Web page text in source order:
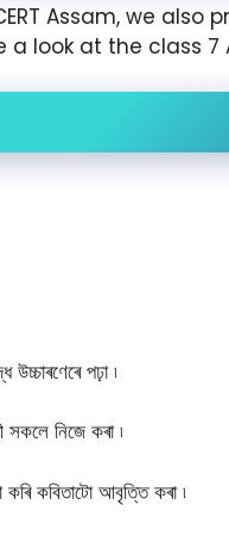
Assam, we also
look at the class 7
উচ্চাৰণেৰে পঢ়া ৷
সকলে নিজে কৰা ৷
কৰি কবিতাটো আবৃত্তি কৰা ৷